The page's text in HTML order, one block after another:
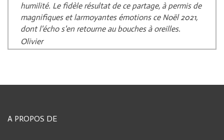
humilité. Le fidèle résultat de ce partage, à permis de
magnifiques et larmoyantes émotions ce Noël 2021,
dont l'écho s'en retourne au bouches à oreilles.
Olivier
A PROPOS DE